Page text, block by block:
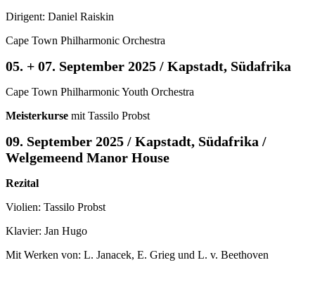
Dirigent: Daniel Raiskin
Cape Town Philharmonic Orchestra
05. + 07. September 2025 / Kapstadt, Südafrika
Cape Town Philharmonic Youth Orchestra
Meisterkurse mit Tassilo Probst
09. September 2025 / Kapstadt, Südafrika /
Welgemeend Manor House
Rezital
Violien: Tassilo Probst
Klavier: Jan Hugo
Mit Werken von: L. Janacek, E. Grieg und L. v. Beethoven